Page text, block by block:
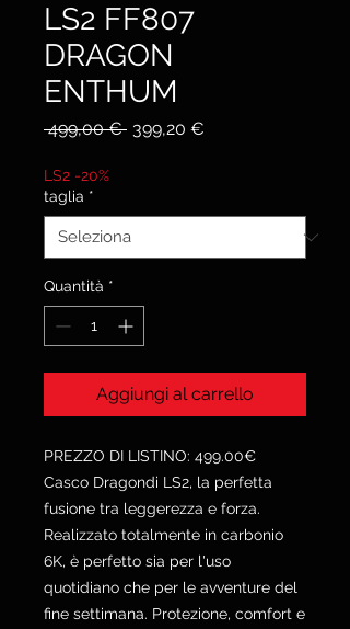
LS2 FF807
DRAGON
ENTHUM
499,00 € Prezzo
399,20 €
LS2 -20%
taglia *
Quantità *
Aggiungi al carrello
PREZZO DI LISTINO: 499.00€
Casco Dragondi LS2, la perfetta
fusione tra leggerezza e forza.
Realizzato totalmente in carbonio
6K, è perfetto sia per l'uso
quotidiano che per le avventure del
fine settimana. Protezione, comfort e